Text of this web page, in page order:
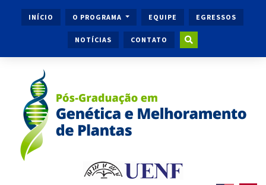
INÍCIO O PROGRAMA EQUIPE EGRESSOS
NOTÍCIAS CONTATO